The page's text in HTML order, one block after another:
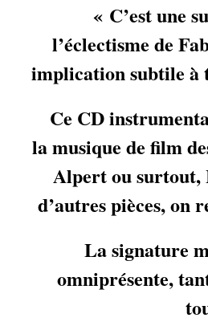
« C’est une
l’éclectisme de
implication subtile à
Ce CD
la musique de film
Alpert ou surtout,
d’autres pièces, on
La signature
omniprésente,